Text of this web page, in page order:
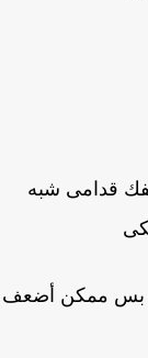
قدامى شبه
بس ممكن أضعف